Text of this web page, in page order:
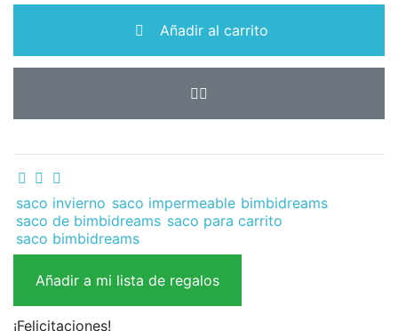
Añadir al carrito
saco invierno saco impermeable bimbidreams
saco de bimbidreams saco para carrito
saco bimbidreams
Añadir a mi lista de regalos
¡Felicitaciones!